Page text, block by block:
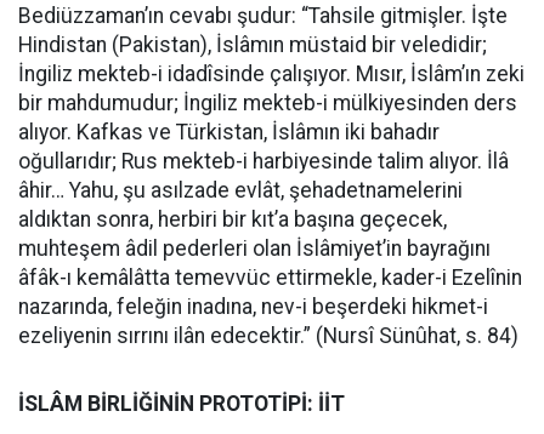
Bediüzzaman’ın cevabı şudur: “Tahsile gitmişler. İşte
Hindistan (Pakistan), İslâmın müstaid bir veledidir;
İngiliz mekteb-i idadîsinde çalışıyor. Mısır, İslâm’ın zeki
bir mahdumudur; İngiliz mekteb-i mülkiyesinden ders
alıyor. Kafkas ve Türkistan, İslâmın iki bahadır
oğullarıdır; Rus mekteb-i harbiyesinde talim alıyor. İlâ
âhir… Yahu, şu asılzade evlât, şehadetnamelerini
aldıktan sonra, herbiri bir kıt’a başına geçecek,
muhteşem âdil pederleri olan İslâmiyet’in bayrağını
âfâk-ı kemâlâtta temevvüc ettirmekle, kader-i Ezelînin
nazarında, feleğin inadına, nev-i beşerdeki hikmet-i
ezeliyenin sırrını ilân edecektir.” (Nursî Sünûhat, s. 84)
İSLÂM BİRLİĞİNİN PROTOTİPİ: İİT